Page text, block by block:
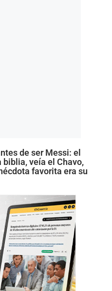
de ser Messi: el
veía el Chavo,
favorita era su